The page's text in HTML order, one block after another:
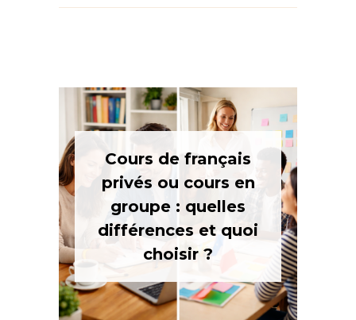
Cours de français
privés ou cours en
groupe : quelles
différences et quoi
choisir ?